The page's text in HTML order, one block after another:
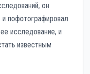
он
пофотографировал
исследование, и
известным